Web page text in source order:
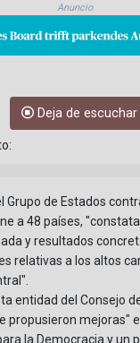
Anuncio
Deja de escuchar
Grupo de Estados
a 48 países,
y resultados
relativas a los altos
entidad del Consejo
propusieron mejoras"
la Democracia y un